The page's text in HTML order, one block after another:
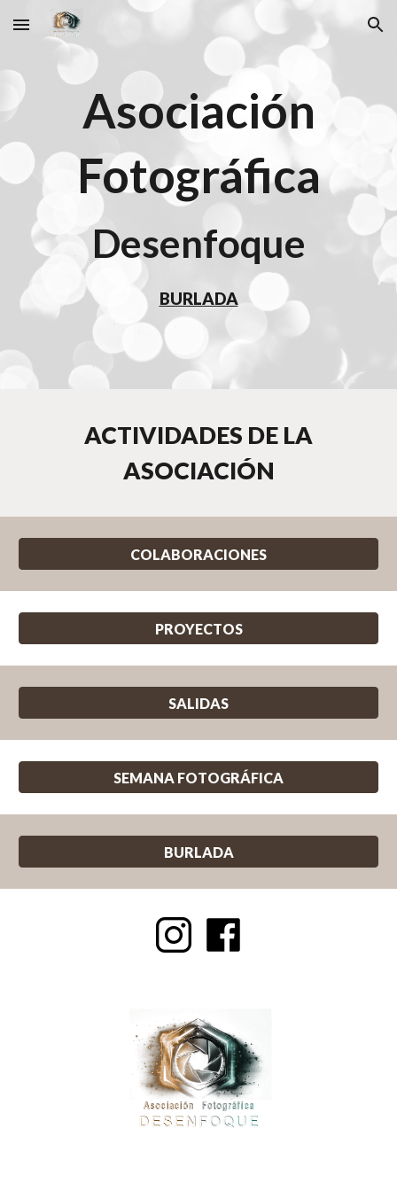
Skip to main content Skip to navigation
Asociación
Fotográfica
Desenfoque
BURLADA
ACTIVIDADES DE LA
ASOCIACIÓN
COLABORACIONES
PROYECTOS
SALIDAS
SEMANA FOTOGRÁFICA
BURLADA